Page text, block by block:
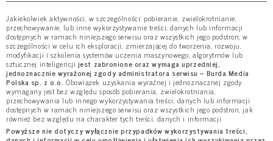
Jakiekolwiek aktywności, w szczególności: pobieranie, zwielokrotnianie,
przechowywanie, lub inne wykorzystywanie treści, danych lub informacji
dostępnych w ramach niniejszego serwisu oraz wszystkich jego podstron, w
szczególności w celu ich eksploracji, zmierzającej do tworzenia, rozwoju,
modyfikacji i szkolenia systemów uczenia maszynowego, algorytmów lub
sztucznej inteligencji jest zabronione oraz wymaga uprzedniej,
jednoznacznie wyrażonej zgody administratora serwisu – Burda Media
Polska sp. z o.o. Obowiązek uzyskania wyraźnej i jednoznacznej zgody
wymagany jest bez względu sposób pobierania, zwielokrotniania,
przechowywania lub innego wykorzystywania treści, danych lub informacji
dostępnych w ramach niniejszego serwisu oraz wszystkich jego podstron, jak
również bez względu na charakter tych treści, danych i informacji.
Powyższe nie dotyczy wyłącznie przypadków wykorzystywania treści,